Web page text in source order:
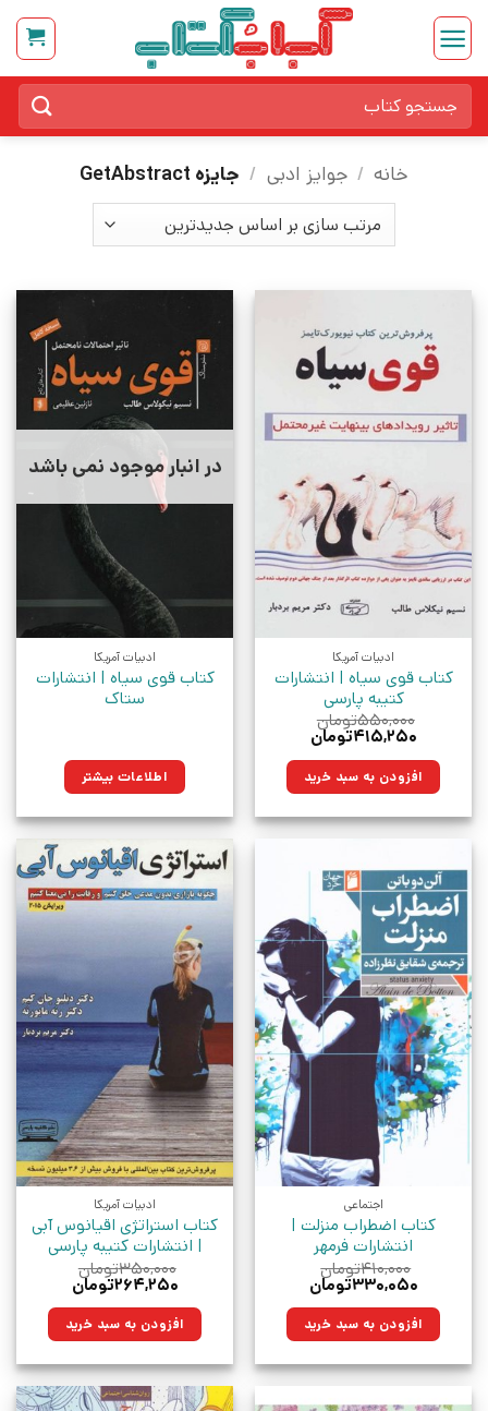
Skip
content
برای:
خانه / جوایز ادبی / جایزه GetAbstract
ادبیات آمریکا
کتاب قوی سیاه | انتشارات
کتیبه پارسی
۵۵۰,۰۰۰تومان
قیمت
۵۵۰,۰۰۰تومان
بود.
۴۱۵,۲۵۰تومان
۴۱۵,۲۵۰تومان.افزودن به سبد خرید
در انبار موجود نمی باشد
ادبیات آمریکا
کتاب قوی سیاه | انتشارات
ستاک
اطلاعات بیشتر
اجتماعی
کتاب اضطراب منزلت |
انتشارات فرمهر
۴۱۰,۰۰۰تومان
قیمت
۴۱۰,۰۰۰تومان
بود.
۳۳۰,۰۵۰تومان
۳۳۰,۰۵۰تومان.افزودن به سبد خرید
ادبیات آمریکا
کتاب استراتژی اقیانوس آبی
| انتشارات کتیبه پارسی
۳۵۰,۰۰۰تومان
قیمت
۳۵۰,۰۰۰تومان
بود.
۲۶۴,۲۵۰تومان
۲۶۴,۲۵۰تومان.افزودن به سبد خرید